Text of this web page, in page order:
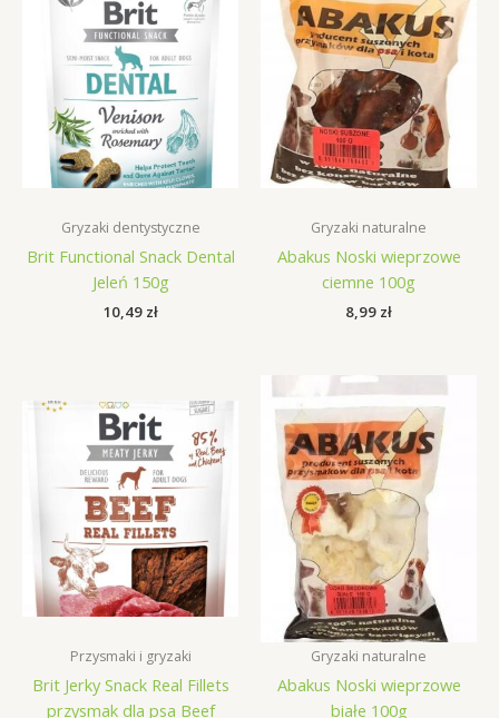
Gryzaki dentystyczne
Brit Functional Snack Dental
Jeleń 150g
10,49 zł
Gryzaki naturalne
Abakus Noski wieprzowe
ciemne 100g
8,99 zł
Przysmaki i gryzaki
Brit Jerky Snack Real Fillets
przysmak dla psa Beef
Gryzaki naturalne
Abakus Noski wieprzowe
białe 100g